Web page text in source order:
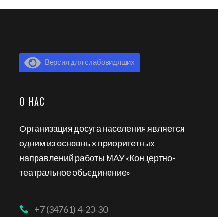
Версия для слабовидящих
О НАС
Организация досуга населения является
одним из основных приоритетных
направлений работы МАУ «Концертно-
театральное объединение»
+7 (34761) 4-20-30